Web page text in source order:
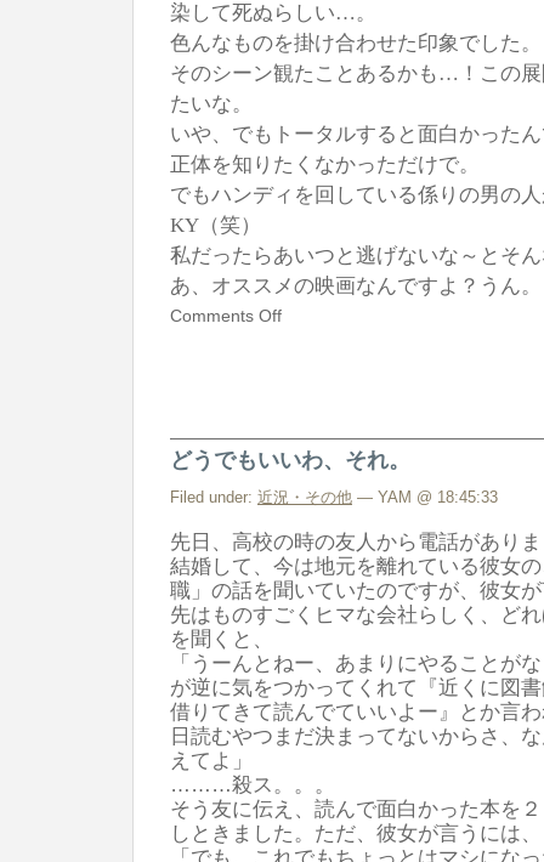
染して死ぬらしい…。
色んなものを掛け合わせた印象でした。
そのシーン観たことあるかも…！この
たいな。
いや、でもトータルすると面白かった
正体を知りたくなかっただけで。
でもハンディを回している係りの男の
KY（笑）
私だったらあいつと逃げないな～とそ
あ、オススメの映画なんですよ？うん。
Comments Off
どうでもいいわ、それ。
Filed under: 近況・その他 — YAM @ 18:45:33
先日、高校の時の友人から電話があり
結婚して、今は地元を離れている彼女
職」の話を聞いていたのですが、彼女
先はものすごくヒマな会社らしく、ど
を聞くと、
「うーんとねー、あまりにやることが
が逆に気をつかってくれて『近くに図
借りてきて読んでていいよー』とか言
日読むやつまだ決まってないからさ、
えてよ」
………殺ス。。。
そう友に伝え、読んで面白かった本を
しときました。ただ、彼女が言うには、